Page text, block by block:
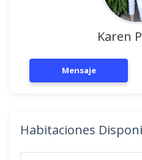
Karen
Mensaje
Habitaciones